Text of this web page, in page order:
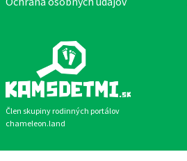
Člen skupiny rodinných portálov
chameleon.land